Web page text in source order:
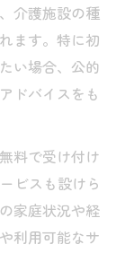
介護施設の種
ます。特に初
い場合、公的
ドバイスをも
料で受け付け
ビスも設けら
家庭状況や経
利用可能なサ